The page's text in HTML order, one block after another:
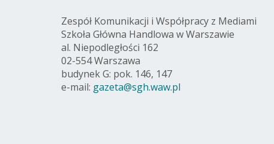
Zespół Komunikacji i Współpracy z Mediami
Szkoła Główna Handlowa w Warszawie
al. Niepodległości 162
02-554 Warszawa
budynek G: pok. 146, 147
e-mail: gazeta@sgh.waw.pl